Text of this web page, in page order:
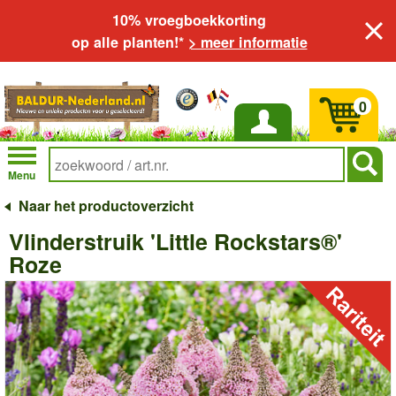
10% vroegboekkorting
op alle planten!* > meer informatie
Inloggen
Menu
0
Naar het productoverzicht
Vlinderstruik 'Little Rockstars®'
Roze